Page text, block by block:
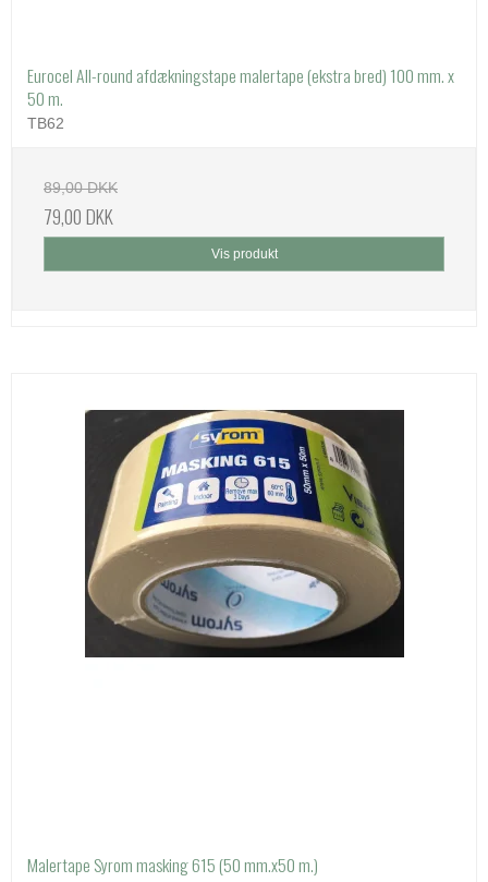
Eurocel All-round afdækningstape malertape (ekstra bred) 100 mm. x
50 m.
TB62
89,00 DKK
79,00 DKK
Vis produkt
Malertape Syrom masking 615 (50 mm.x50 m.)